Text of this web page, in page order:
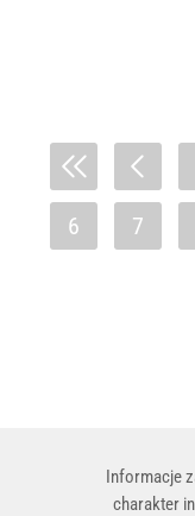
6 7
Informacje
charakter